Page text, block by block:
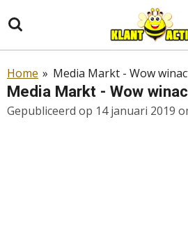
direct
naar
hoofdinhoud
Home » Media Markt - Wow
Media Markt - Wow
Gepubliceerd op 14 januari 2019